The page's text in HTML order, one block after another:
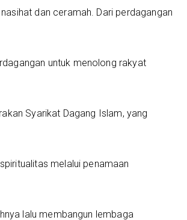
dan ceramah. Dari perdagangan
untuk menolong rakyat
Syarikat Dagang Islam, yang
melalui penamaan
lalu membangun lembaga